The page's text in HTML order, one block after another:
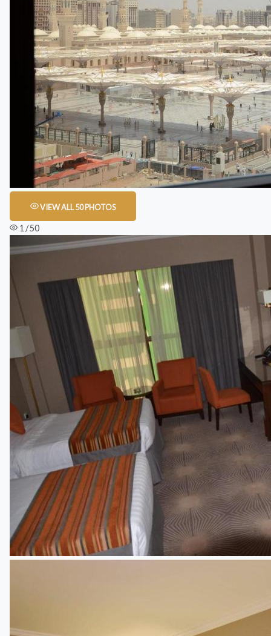
VIEW ALL 50 PHOTOS
1 / 50